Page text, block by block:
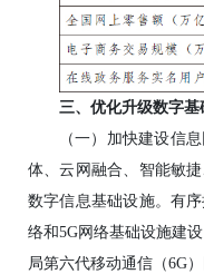
三、优化升级数字基
（一）加快建设信
体、云网融合、智能敏
数字信息基础设施。有
络和5G网络基础设施建
局第六代移动通信（6G